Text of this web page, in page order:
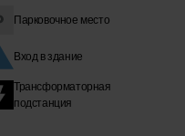
Парковочное место
Вход в здание
Трансформаторная
подстанция